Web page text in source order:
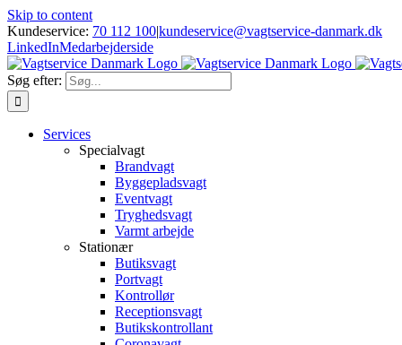
Skip to content
Kundeservice: 70 112 100|kundeservice@vagtservice-danmark.dk
LinkedInMedarbejderside
Søg efter:
Services
Specialvagt
Brandvagt
Byggepladsvagt
Eventvagt
Tryghedsvagt
Varmt arbejde
Stationær
Butiksvagt
Portvagt
Kontrollør
Receptionsvagt
Butikskontrollant